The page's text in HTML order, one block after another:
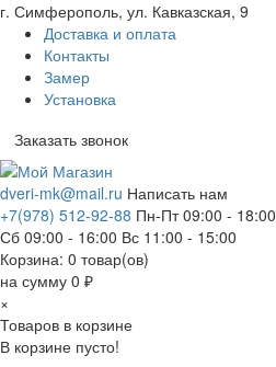
г. Симферополь, ул. Кавказская, 9
Доставка и оплата
Контакты
Замер
Установка
Заказать звонок
dveri-mk@mail.ru Написать нам
+7(978) 512-92-88 Пн-Пт 09:00 - 18:00
Сб 09:00 - 16:00 Вс 11:00 - 15:00
Корзина: 0 товар(ов)
на сумму 0 ₽
×
Товаров в корзине
В корзине пусто!